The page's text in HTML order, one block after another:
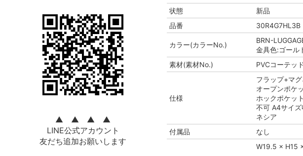
▲ ▲ ▲ ▲
LINE公式アカウント
友だち追加お願いします
状態
新品
品番
30R4G7HL3B
カラー(カラーNo.)
BRN-
金具色:ゴール
素材(素材No.)
PVCコーテッ
仕様
フラップ+マ
オープンポケ
ホックポケッ
不可 A4サイ
ネシア
付属品
なし
W19.5 × H15